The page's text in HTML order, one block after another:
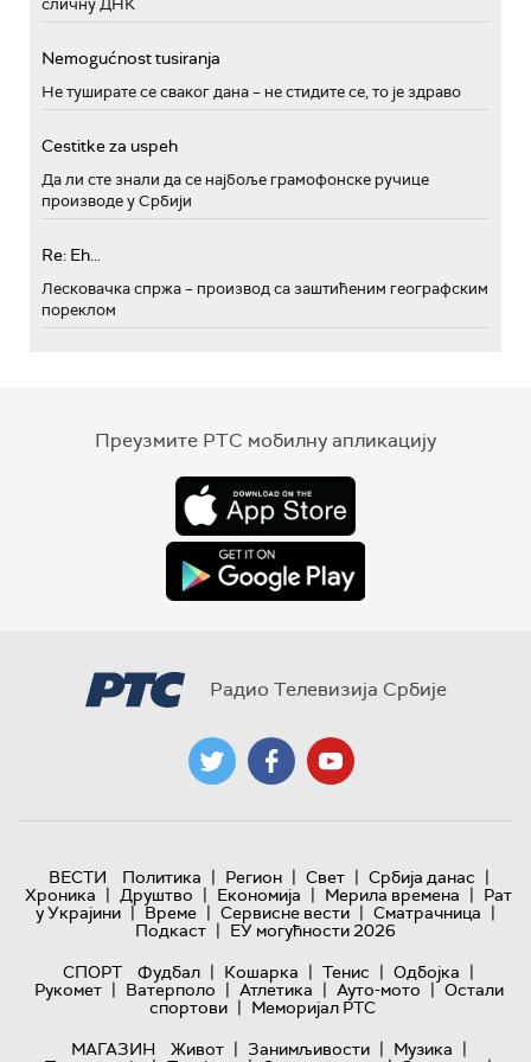
сличну ДНК
Nemogućnost tusiranja
Не туширате се сваког дана – не стидите се, то је здраво
Cestitke za uspeh
Да ли сте знали да се најбоље грамофонске ручице
производе у Србији
Re: Eh...
Лесковачка спржа – производ са заштићеним географским
пореклом
Преузмите РТС мобилну апликацију
Радио Телевизија Србије
ВЕСТИ Политика | Регион | Свет | Србија данас |
Хроника | Друштво | Економија | Мерила времена | Рат
у Украјини | Време | Сервисне вести | Сматрачница |
Подкаст | ЕУ могућности 2026
СПОРТ
Фудбал | Кошарка | Тенис | Одбојка |
Рукомет | Ватерполо | Атлетика | Ауто-мото | Остали
спортови | Меморијал РТС
МАГАЗИН
Живот | Занимљивости | Музика |